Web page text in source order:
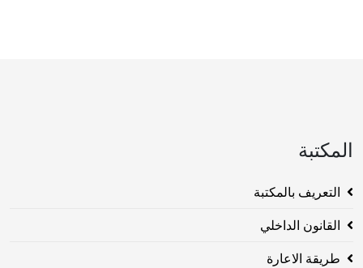
المكتبة
التعريف بالمكتبة
القانون الداخلي
طريقة الاعارة